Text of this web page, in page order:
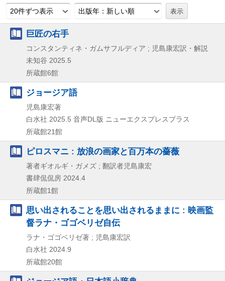
20件ずつ表示 出版年：新しい順
巨匠の右手
コンスタンティネ・ガムサフルディア ; 児島康宏訳・解説
未知谷 2025.5
所蔵館6館
ジョージア語
児島康宏著
白水社 2025.5 音声DL版 ニューエクスプレスプラス
所蔵館21館
ピロスマニ : 放浪の画家と百万本の薔薇
著者ギオルギ・ガメズ ; 翻訳者児島康宏
書肆侃侃房 2024.4
所蔵館1館
思い出されることを思い出されるままに : 映画監
督ラナ・ゴゴベリゼ自伝
ラナ・ゴゴベリゼ著 ; 児島康宏訳
白水社 2024.9
所蔵館20館